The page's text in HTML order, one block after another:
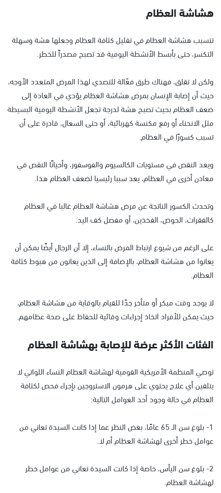
هشاشة العظام
تتسبب هشاشة العظام في تقليل كثافة العظام وجعلها هشة وسهلة
التكسر، حتى بأبسط الأنشطة اليومية قد تصبح مصدراً للخطر.
ولكن لا تقلق، فهناك طرق فعّالة للتصدي لهذا المرض المتعدد الأوجه،
حيث أن إصابة الإنسان بمرض هشاشة العظام يؤدي في العادة إلى
ضعف العظام بحيث تصبح هشة لدرجة تجعل الأنشطة اليومية البسيطة
مثل الانحناء أو رفع مكنسة كهربائية، أو حتى السعال، قادرة على أن
تسبب كسورًا في العظام.
ويعد النقص في مستويات الكالسيوم والفوسفور، وأحيانًا النقص في
معادن أخرى في العظام، يعد سببا رئيسيا لضعف العظام هذا.
وتحدث الكسور الناتجة عن مرض هشاشة العظام غالبا في العظام
كالفقرات، الحوض، الفخذين، أو مفصل كف اليد.
على الرغم من شيوع ارتباط المرض بالنساء، إلا أن الرجال أيضًا يمكن أن
يعانوا من هشاشة العظام، بالإضافة إلى الذين يعانون من هبوط كثافة
العظام.
لا يوجد وقت مبكر أو متأخر جدًا للقيام بالوقاية من هشاشة العظام،
حيث يمكن للأفراد اتخاذ إجراءات وقائية للحفاظ على صحة عظامهم.
الفئات الأكثر عرضة للإصابة بهشاشة العظام
توصي المنظمة الأمريكية القومية لهشاشة العظام النساء اللواتي لا
يتلقين أي علاج يحتوي على هرمون الاستروجين بإجراء فحص لكثافة
العظام في حالة وجود أحد العوامل التالية:
1- بلوغ سن الـ 65 عامًا، بغض النظر عما إذا كانت السيدة تعاني من
عوامل خطر أخرى لهشاشة العظام أم لا.
2- بلوغ سن اليأس، خاصة إذا كانت السيدة تعاني من عوامل خطر
لهشاشة العظام.